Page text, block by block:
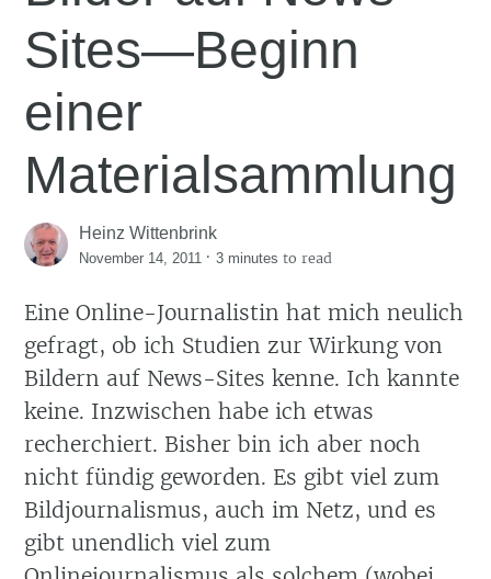
Sites—Beginn
einer
Materialsammlung
Heinz Wittenbrink
November 14, 2011 ·3 minutes to read
Eine Online-Journalistin hat mich neulich
gefragt, ob ich Studien zur Wirkung von
Bildern auf News-Sites kenne. Ich kannte
keine. Inzwischen habe ich etwas
recherchiert. Bisher bin ich aber noch
nicht fündig geworden. Es gibt viel zum
Bildjournalismus, auch im Netz, und es
gibt unendlich viel zum